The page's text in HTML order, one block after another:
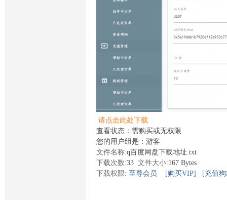
请点击此处下载
查看状态：需购买或无权限
您的用户组是：游客
文件名称:q百度网盘下载地址.txt
下载次数:33 文件大小:167 Bytes
下载权限: 至尊会员 [购买VIP] [充值